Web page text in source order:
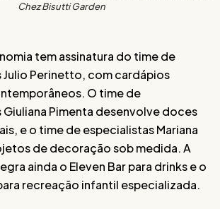
Chez Bisutti Garden
tem assinatura do time de
Julio Perinetto, com cardápios
O time de
Pimenta desenvolve doces
e o time de especialistas Mariana
de decoração sob medida. A
ainda o Eleven Bar para drinks e o
recreação infantil especializada.